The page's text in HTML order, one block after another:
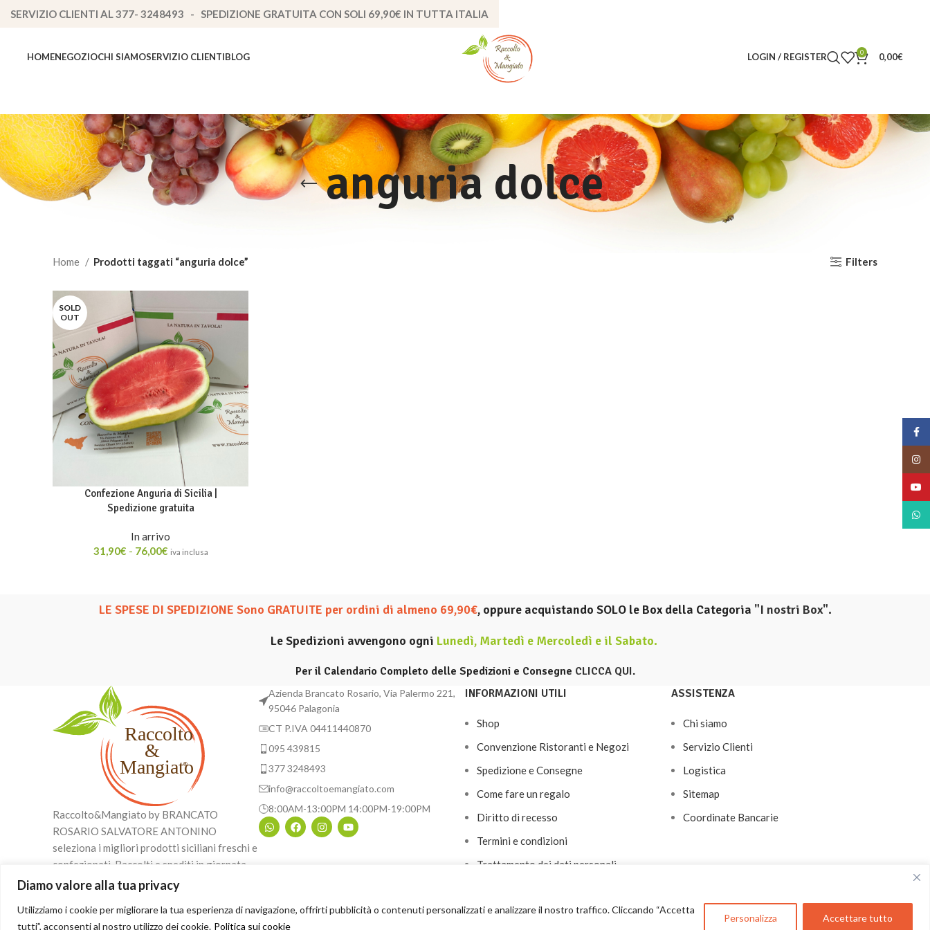
Diamo valore alla tua privacy
Utilizziamo i cookie per migliorare la tua esperienza di navigazione, offrirti pubblicità o contenuti personalizzati e analizzare il nostro traffico. Cliccando “Accetta
tutti”, acconsenti al nostro utilizzo dei cookie. Politica sui cookie
Personalizza Accettare tutto
HOMENEGOZIOCHI SIAMOSERVIZIO CLIENTIBLOG LOGIN / REGISTER 0 0,00€
anguria dolce
Home Prodotti taggati “anguria dolce” Filters
SOLD
OUT
Confezione Anguria di Sicilia |
Spedizione gratuita
In arrivo
31,90€ - 76,00€ iva inclusa
LE SPESE DI SPEDIZIONE Sono GRATUITE per ordini di almeno 69,90€, oppure acquistando SOLO le Box della Categoria "I nostri Box".
Le Spedizioni avvengono ogni Lunedì, Martedì e Mercoledì e il Sabato.
Per il Calendario Completo delle Spedizioni e Consegne CLICCA QUI.
Raccolto&Mangiato by BRANCATO
ROSARIO SALVATORE ANTONINO
seleziona i migliori prodotti siciliani freschi e
confezionati. Raccolti e spediti in giornata,
confezionati con cura, con consegne in tutta
Azienda Brancato Rosario, Via Palermo 221,
95046 Palagonia
CT P.IVA 04411440870
095 439815
377 3248493
info@raccoltoemangiato.com
8:00AM-13:00PM 14:00PM-19:00PM
INFORMAZIONI UTILI
Shop
Convenzione Ristoranti e Negozi
Spedizione e Consegne
Come fare un regalo
Diritto di recesso
Termini e condizioni
Trattamento dei dati personali
ASSISTENZA
Chi siamo
Servizio Clienti
Logistica
Sitemap
Coordinate Bancarie
SERVIZIO CLIENTI AL 377- 3248493 - SPEDIZIONE GRATUITA CON SOLI 69,90€ IN TUTTA ITALIA